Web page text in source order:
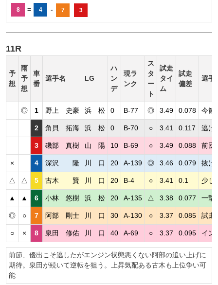
8 = 4 - 7 3
11R
予
想
雨
予
想
車
番
選手名 LG
ハ
ン
デ
現ラ
ンク
ス
タ
ー
ト
試走
タイ
ム
試走
偏差
選手
◎ 1 野上 史豪 浜 松 0 B-77 ◎ 3.49 0.078 今節
2 角貝 拓海 浜 松 0 B-70 ○ 3.41 0.117 逃げ
3 磯部 真樹 山 陽 10 B-69 ○ 3.49 0.088 前団
× 4 深沢 隆 川 口 20 A-139 ◎ 3.46 0.079 抜け
△ △ 5 古木 賢 川 口 20 B-4 ○ 3.41 0.1 少し
▲ ▲ 6 小林 悠樹 浜 松 20 A-135 △ 3.38 0.077 一撃
◎ ○ 7 阿部 剛士 川 口 30 A-130 ○ 3.37 0.085 試走
○ × 8 泉田 修佑 川 口 40 A-69 ○ 3.37 0.095 イン
前節、優出こそ逃したがエンジン状態悪くない阿部の追い上げに
期待。泉田が続いて逆転を狙う。上昇気配ある古木も上位争い可
能